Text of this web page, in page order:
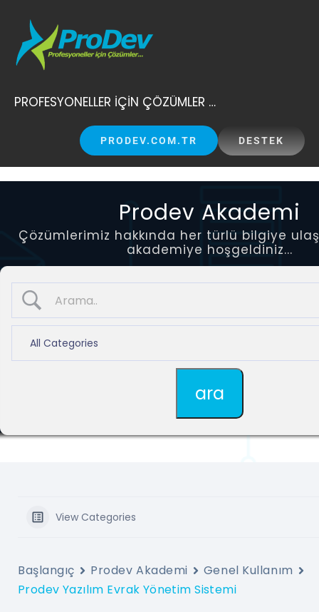
content
PROFESYONELLER İÇİN ÇÖZÜMLER …
PRODEV.COM.TR DESTEK
Prodev Akademi
Çözümlerimiz hakkında her türlü bilgiye
akademiye hoşgeldiniz...
View Categories
Başlangıç Prodev Akademi
Genel Kullanım
Prodev Yazılım Evrak Yönetim Sistemi